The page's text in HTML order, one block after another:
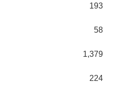
193
58
1,379
224